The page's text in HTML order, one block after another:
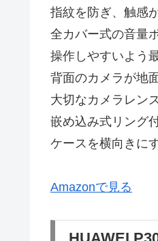
指紋を防ぎ、触感
全カバー式の音量
操作しやすいよう
背面のカメラが地
大切なカメラレン
嵌め込み式リング
ケースを横向きに
Amazonで見る